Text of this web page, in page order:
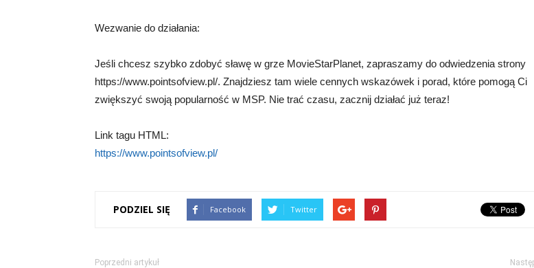
Wezwanie do działania:
Jeśli chcesz szybko zdobyć sławę w grze MovieStarPlanet, zapraszamy do odwiedzenia strony
https://www.pointsofview.pl/. Znajdziesz tam wiele cennych wskazówek i porad, które pomogą Ci
zwiększyć swoją popularność w MSP. Nie trać czasu, zacznij działać już teraz!
Link tagu HTML:
https://www.pointsofview.pl/
PODZIEL SIĘ Facebook Twitter
Poprzedni artykuł